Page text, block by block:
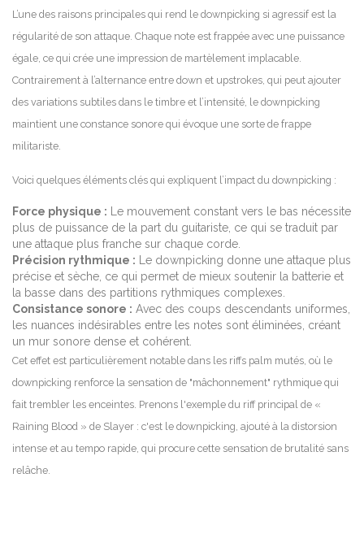
L’une des raisons principales qui rend le downpicking si agressif est la
régularité de son attaque. Chaque note est frappée avec une puissance
égale, ce qui crée une impression de martèlement implacable.
Contrairement à l’alternance entre down et upstrokes, qui peut ajouter
des variations subtiles dans le timbre et l’intensité, le downpicking
maintient une constance sonore qui évoque une sorte de frappe
militariste.
Voici quelques éléments clés qui expliquent l’impact du downpicking :
Force physique : Le mouvement constant vers le bas nécessite
plus de puissance de la part du guitariste, ce qui se traduit par
une attaque plus franche sur chaque corde.
Précision rythmique : Le downpicking donne une attaque plus
précise et sèche, ce qui permet de mieux soutenir la batterie et
la basse dans des partitions rythmiques complexes.
Consistance sonore : Avec des coups descendants uniformes,
les nuances indésirables entre les notes sont éliminées, créant
un mur sonore dense et cohérent.
Cet effet est particulièrement notable dans les riffs palm mutés, où le
downpicking renforce la sensation de "mâchonnement" rythmique qui
fait trembler les enceintes. Prenons l'exemple du riff principal de «
Raining Blood » de Slayer : c'est le downpicking, ajouté à la distorsion
intense et au tempo rapide, qui procure cette sensation de brutalité sans
relâche.